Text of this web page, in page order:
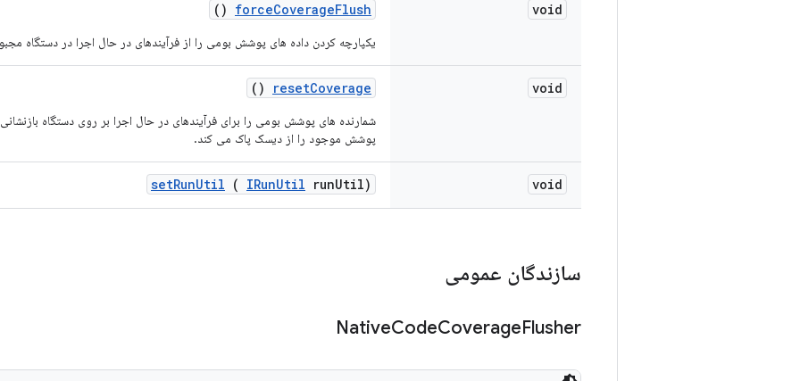
void
forceCoverageFlush
()
یکپارچه کردن داده های پوشش بومی را از فرآیندهای در حال اجرا در دستگاه
void
resetCoverage
()
شمارنده های پوشش بومی را برای فرآیندهای در حال اجرا بر روی دستگاه
پوشش موجود را از دیسک پاک می کند.
void
setRunUtil ( IRunUtil runUtil)
سازندگان عمومی
NativeCodeCoverageFlusher